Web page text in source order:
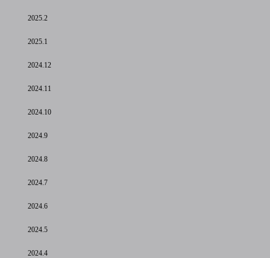
2025.2
2025.1
2024.12
2024.11
2024.10
2024.9
2024.8
2024.7
2024.6
2024.5
2024.4